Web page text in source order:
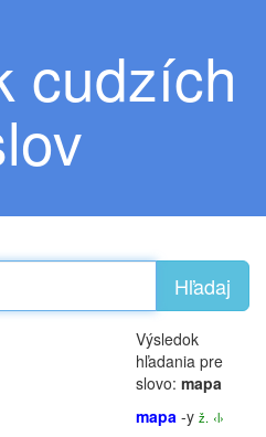
cudzích
Hľadaj
Výsledok
hľadania pre
slovo: mapa
mapa -y ž. ‹l›